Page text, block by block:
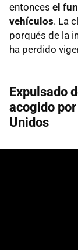
entonces el
vehículos. La
porqués de la
ha perdido
Expulsado
acogido
Unidos